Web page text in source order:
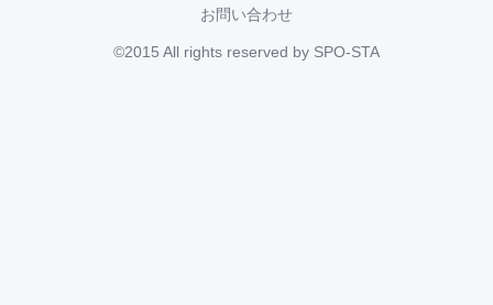
お問い合わせ
©2015 All rights reserved by SPO-STA